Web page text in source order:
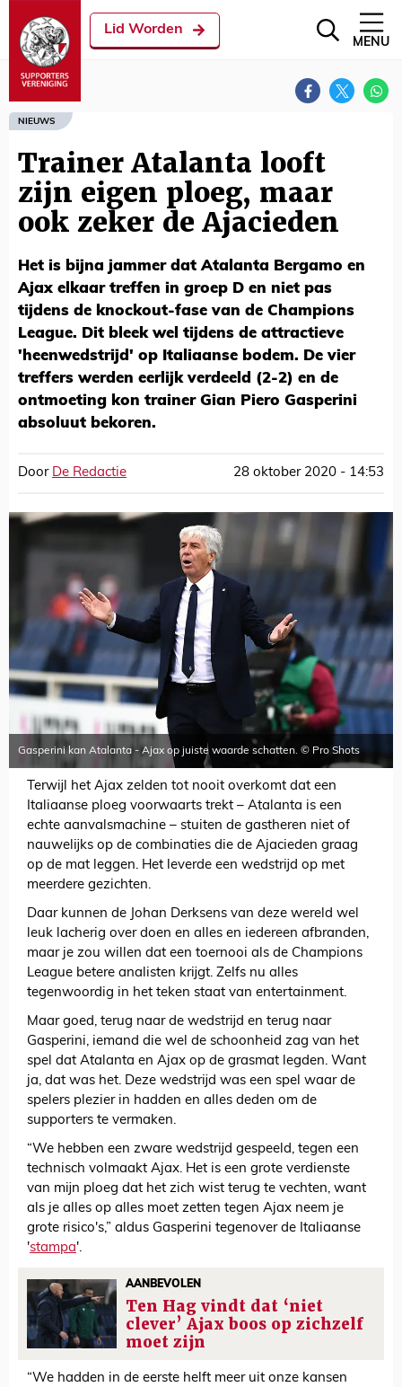
Lid Worden
MENU
NIEUWS
Trainer Atalanta looft
zijn eigen ploeg, maar
ook zeker de Ajacieden
Het is bijna jammer dat Atalanta Bergamo en
Ajax elkaar treffen in groep D en niet pas
tijdens de knockout-fase van de Champions
League. Dit bleek wel tijdens de attractieve
'heenwedstrijd' op Italiaanse bodem. De vier
treffers werden eerlijk verdeeld (2-2) en de
ontmoeting kon trainer Gian Piero Gasperini
absoluut bekoren.
Door De Redactie 28 oktober 2020 - 14:53
Gasperini kan Atalanta - Ajax op juiste waarde schatten. © Pro Shots
Terwijl het Ajax zelden tot nooit overkomt dat een
Italiaanse ploeg voorwaarts trekt – Atalanta is een
echte aanvalsmachine – stuiten de gastheren niet of
nauwelijks op de combinaties die de Ajacieden graag
op de mat leggen. Het leverde een wedstrijd op met
meerdere gezichten.
Daar kunnen de Johan Derksens van deze wereld wel
leuk lacherig over doen en alles en iedereen afbranden,
maar je zou willen dat een toernooi als de Champions
League betere analisten krijgt. Zelfs nu alles
tegenwoordig in het teken staat van entertainment.
Maar goed, terug naar de wedstrijd en terug naar
Gasperini, iemand die wel de schoonheid zag van het
spel dat Atalanta en Ajax op de grasmat legden. Want
ja, dat was het. Deze wedstrijd was een spel waar de
spelers plezier in hadden en alles deden om de
supporters te vermaken.
“We hebben een zware wedstrijd gespeeld, tegen een
technisch volmaakt Ajax. Het is een grote verdienste
van mijn ploeg dat het zich wist terug te vechten, want
als je alles op alles moet zetten tegen Ajax neem je
grote risico's,” aldus Gasperini tegenover de Italiaanse
'stampa'.
AANBEVOLEN
Ten Hag vindt dat ‘niet
clever’ Ajax boos op zichzelf
moet zijn
“We hadden in de eerste helft meer uit onze kansen